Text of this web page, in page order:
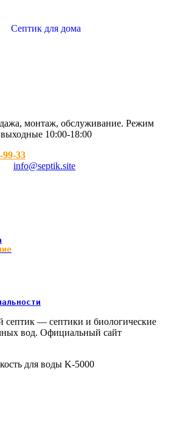
монтаж, обслуживание. Режим
10:00-18:00
99-33
info@septik.site
септик — септики и биологические
вод. Официальный сайт
для воды K-5000